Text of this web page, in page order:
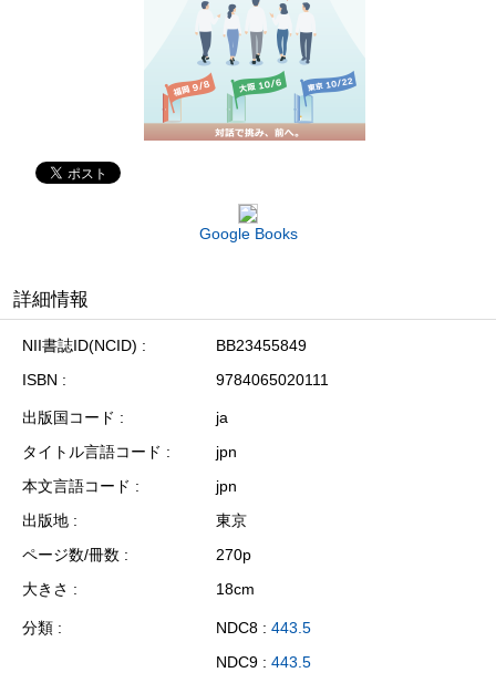
Google Books
詳細情報
NII書誌ID(NCID)
BB23455849
ISBN
9784065020111
出版国コード
ja
タイトル言語コード
jpn
本文言語コード
jpn
出版地
東京
ページ数/冊数
270p
大きさ
18cm
分類 NDC8 : 443.5
NDC9 : 443.5